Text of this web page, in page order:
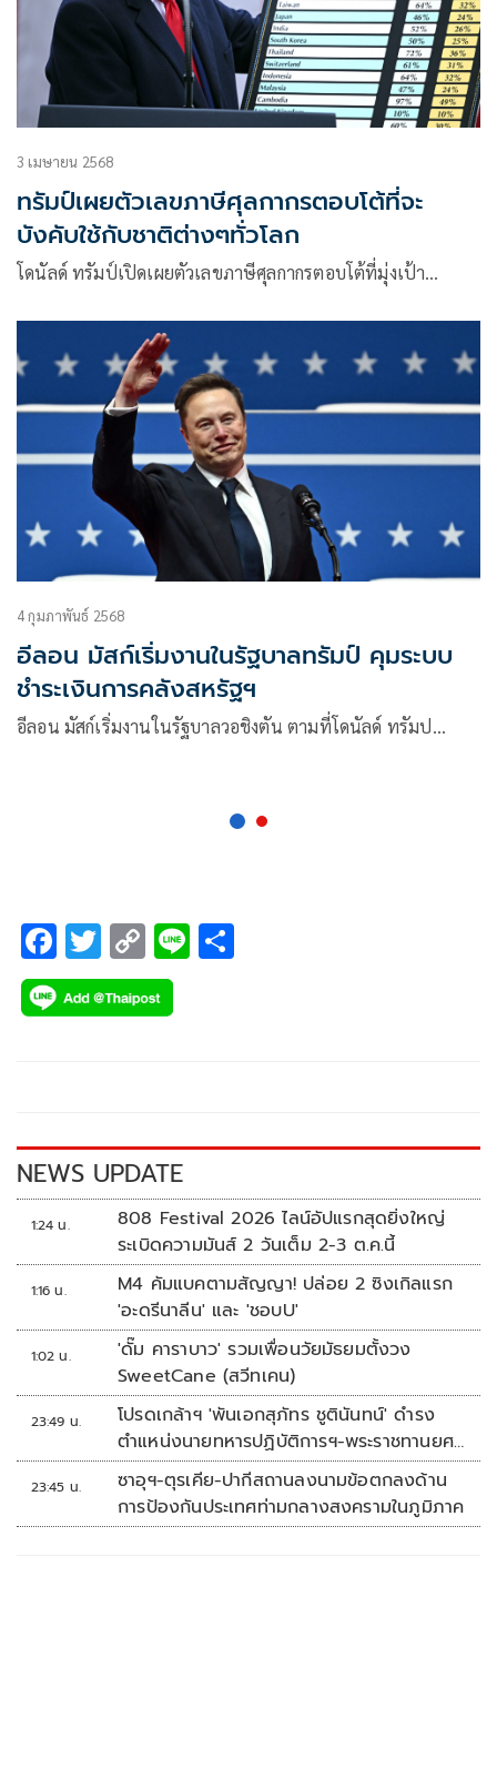
3 เมษายน 2568
ทรัมป์เผยตัวเลขภาษีศุลกากรตอบโต้ที่จะ
บังคับใช้กับชาติต่างๆทั่วโลก
โดนัลด์ ทรัมป์เปิดเผยตัวเลขภาษีศุลกากรตอบโต้ที่มุ่งเป้า…
4 กุมภาพันธ์ 2568
อีลอน มัสก์เริ่มงานในรัฐบาลทรัมป์ คุมระบบ
ชำระเงินการคลังสหรัฐฯ
อีลอน มัสก์เริ่มงานในรัฐบาลวอชิงตัน ตามที่โดนัลด์ ทรัมป…
F
ac
e
k
T
wi
tt
C
o
p
k
Li
NEWS UPDATE
1:24 น.
808 Festival 2026 ไลน์อัปแรกสุดยิ่งใหญ่
ระเบิดความมันส์ 2 วันเต็ม 2-3 ต.ค.นี้
1:16 น.
M4 คัมแบคตามสัญญา! ปล่อย 2 ซิงเกิลแรก
'อะดรีนาลีน' และ 'ชอบU'
1:02 น.
'ดั๊ม คาราบาว' รวมเพื่อนวัยมัธยมตั้งวง
SweetCane (สวีทเคน)
23:49 น.
โปรดเกล้าฯ 'พันเอกสุภัทร ชูตินันทน์' ดำรง
ตำแหน่งนายทหารปฏิบัติการฯ-พระราชทานยศ
'พลตรี'
23:45 น.
ซาอุฯ-ตุรเคีย-ปากีสถานลงนามข้อตกลงด้าน
การป้องกันประเทศท่ามกลางสงครามในภูมิภาค